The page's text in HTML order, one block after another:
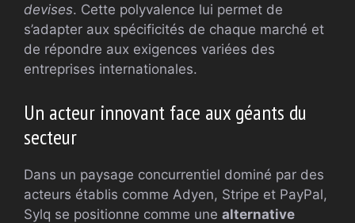
devises. Cette polyvalence lui permet de
s’adapter aux spécificités de chaque marché et
de répondre aux exigences variées des
entreprises internationales.
Un acteur innovant face aux géants du
secteur
Dans un paysage concurrentiel dominé par des
acteurs établis comme Adyen, Stripe et PayPal,
Sylq se positionne comme une alternative